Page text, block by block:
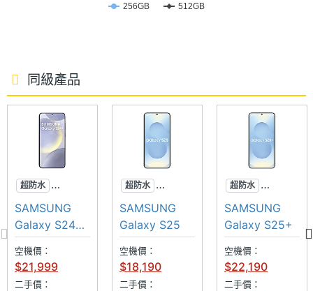
SAMSUNG Galaxy S25 Edge 功能特色
◎ 6.7 吋 QHD+ 解析度 Dynamic AMOLED 2X 平面
螢幕（1~120Hz 智慧動態調節）
◎ Qualcomm Snapdragon 8 Elite for Galaxy 行動
◎ 12GB RAM / 256GB ROM 、12GB RAM / 512GB
ROM
◎ 前置 1,200 萬畫素自拍鏡頭
◎ 後置 2 億畫素主鏡頭 + 1,200 萬畫素超廣角鏡頭
◎ Wi-Fi 7、藍牙 5.4、NFC、UWB
◎ IP68 防塵防水
240 Hz
相機規格
主相機
畫素
主相機
感光元
件
CMOS
256GB 512GB
同級產品
超防水
專業攝影
AI手機
SAMSUNG
Galaxy S24+
256GB
空機價：
$21,999
二手價：
超防水
專業攝影
AI手機
SAMSUNG
Galaxy S25
空機價：
$18,190
二手價：
超防水
專業攝影
AI手機
SAMSUNG
Galaxy S25+
空機價：
$22,190
二手價：